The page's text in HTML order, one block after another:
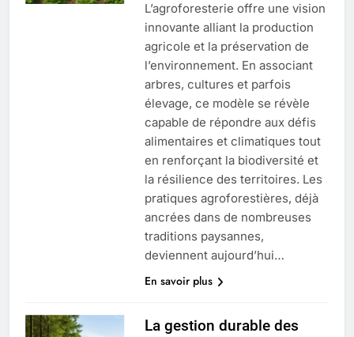
L’agroforesterie offre une vision
innovante alliant la production
agricole et la préservation de
l’environnement. En associant
arbres, cultures et parfois
élevage, ce modèle se révèle
capable de répondre aux défis
alimentaires et climatiques tout
en renforçant la biodiversité et
la résilience des territoires. Les
pratiques agroforestières, déjà
ancrées dans de nombreuses
traditions paysannes,
deviennent aujourd’hui…
En savoir plus
La gestion durable des